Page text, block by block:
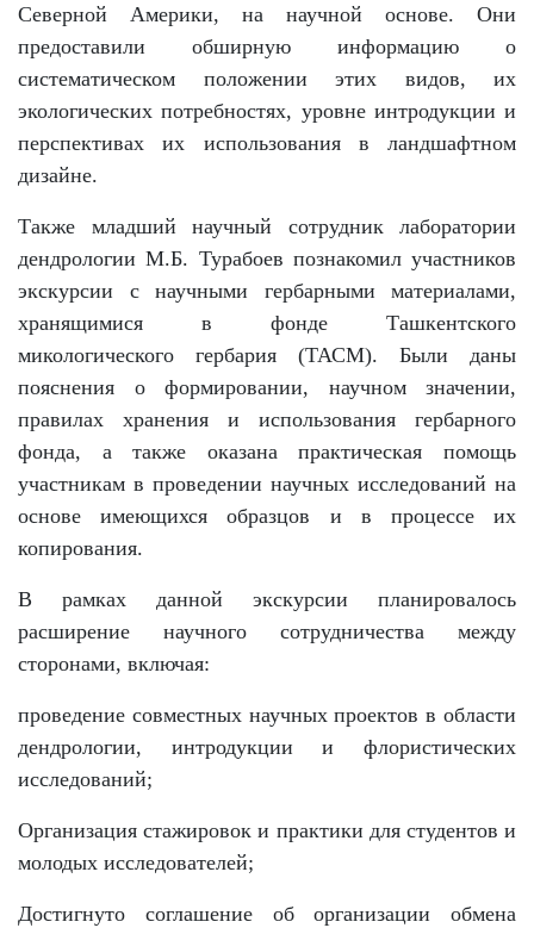
Северной Америки, на научной основе. Они
предоставили обширную информацию о
систематическом положении этих видов, их
экологических потребностях, уровне интродукции и
перспективах их использования в ландшафтном
дизайне.
Также младший научный сотрудник лаборатории
дендрологии М.Б. Турабоев познакомил участников
экскурсии с научными гербарными материалами,
хранящимися в фонде Ташкентского
микологического гербария (ТАСМ). Были даны
пояснения о формировании, научном значении,
правилах хранения и использования гербарного
фонда, а также оказана практическая помощь
участникам в проведении научных исследований на
основе имеющихся образцов и в процессе их
копирования.
В рамках данной экскурсии планировалось
расширение научного сотрудничества между
сторонами, включая:
проведение совместных научных проектов в области
дендрологии, интродукции и флористических
исследований;
Организация стажировок и практики для студентов и
молодых исследователей;
Достигнуто соглашение об организации обмена
Akademiklar
ru
as
dasd